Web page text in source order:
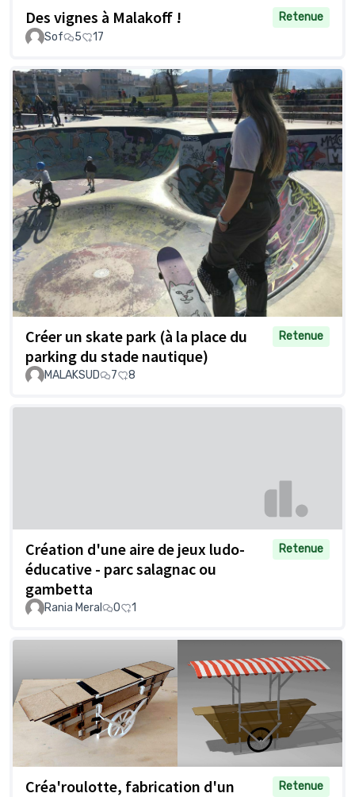
Des vignes à Malakoff !
Retenue
Sof
5 17
Créer un skate park (à la place du
parking du stade nautique)
Retenue
MALAKSUD 7 8
Création d'une aire de jeux ludo-
éducative - parc salagnac ou
gambetta
Retenue
Rania Meral 0 1
Créa'roulotte, fabrication d'un
Retenue